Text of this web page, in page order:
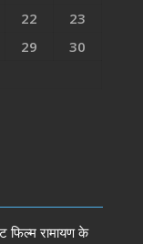
22
23
29
30
फिल्म रामायण के